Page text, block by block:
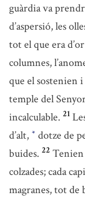
guàrdia va
d’aspersió, les
tot el que era
columnes,
que el sostenien
temple del
incalculable. 21
d’alt, * dotze de
buides. 22 Tenien
colzades; cada
magranes, tot de